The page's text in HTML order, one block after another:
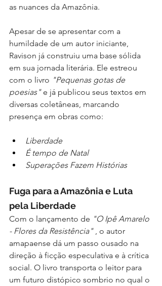
as nuances da Amazônia.
Apesar de se apresentar com a
humildade de um autor iniciante,
Ravison já construiu uma base sólida
em sua jornada literária. Ele estreou
com o livro "Pequenas gotas de
poesias" e já publicou seus textos em
diversas coletâneas, marcando
presença em obras como:
Liberdade
É tempo de Natal
Superações Fazem Histórias
Fuga para a Amazônia e Luta
pela Liberdade
Com o lançamento de "O Ipê Amarelo
- Flores da Resistência" , o autor
amapaense dá um passo ousado na
direção à ficção especulativa e à crítica
social. O livro transporta o leitor para
um futuro distópico sombrio no qual o